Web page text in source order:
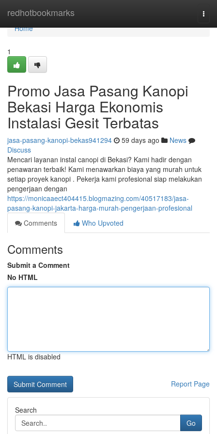
redhotbookmarks
Home
Home
1
Promo Jasa Pasang Kanopi
Bekasi Harga Ekonomis
Instalasi Gesit Terbatas
jasa-pasang-kanopi-bekas941294 59 days ago
News
Discuss
Mencari layanan instal canopi di Bekasi? Kami hadir dengan
penawaran terbaik! Kami menawarkan biaya yang murah untuk
setiap proyek kanopi . Pekerja kami profesional siap melakukan
pengerjaan dengan
https://monicaaect404415.blogmazing.com/40517183/jasa-
pasang-kanopi-jakarta-harga-murah-pengerjaan-profesional
Comments
Who Upvoted
Comments
Submit a Comment
No HTML
HTML is disabled
Report Page
Search
Go